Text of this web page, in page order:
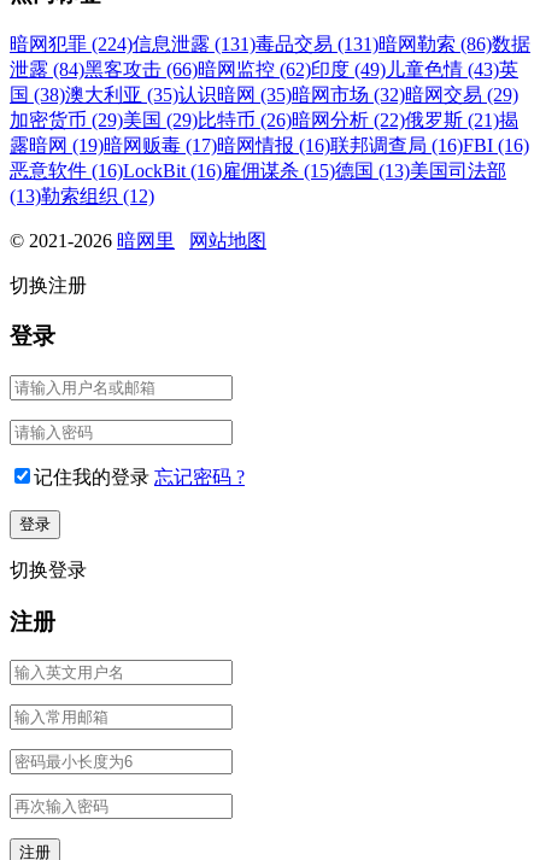
暗网犯罪 (224)信息泄露 (131)毒品交易 (131)暗网勒索 (86)数据
泄露 (84)黑客攻击 (66)暗网监控 (62)印度 (49) 儿童色情 (43)英
国 (38)澳大利亚 (35)认识暗网 (35)暗网市场 (32)暗网交易 (29)
加密货币 (29)美国 (29)比特币 (26)暗网分析 (22)俄罗斯 (21)揭
露暗网 (19)暗网贩毒 (17)暗网情报 (16)联邦调查局 (16)FBI (16)
恶意软件 (16)LockBit (16)雇佣谋杀 (15)德国 (13)美国司法部
(13)勒索组织 (12)
© 2021-2026 暗网里 网站地图
切换注册
登录
记住我的登录 忘记密码 ?
切换登录
注册